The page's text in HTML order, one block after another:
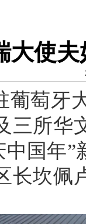
大使
葡萄牙
三所华
中国年
长坎佩